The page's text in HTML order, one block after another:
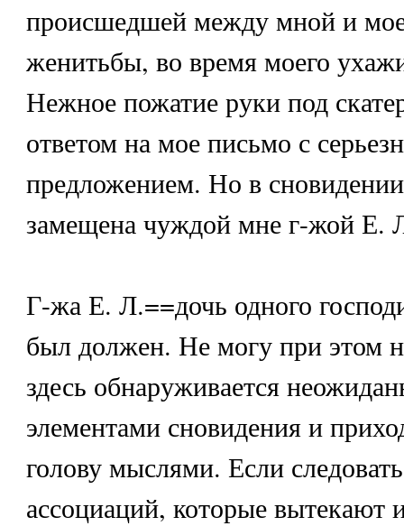
происшедшей между мной и
женитьбы, во время моего
Нежное пожатие руки под
ответом на мое письмо с
предложением. Но в
замещена чуждой мне г-жой Е.
Г-жа Е. Л.==дочь одного
был должен. Не могу при этом
здесь обнаруживается
элементами сновидения и
голову мыслями. Если
ассоциаций, которые вытекают